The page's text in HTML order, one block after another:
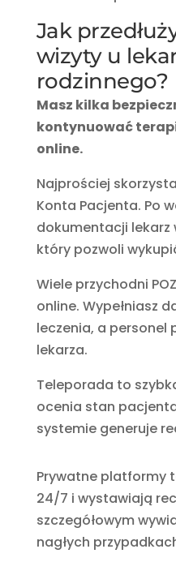
Jak
wizyty u
rodzinnego?
Masz kilka
kontynuować
online.
Najprościej
Konta Pacjenta. Po
dokumentacji lekarz
który pozwoli
Wiele przychodni
online. Wypełniasz
leczenia, a personel
lekarza.
Teleporada to
ocenia stan
systemie generuje
Prywatne platformy
24/7 i wystawiają
szczegółowym
nagłych